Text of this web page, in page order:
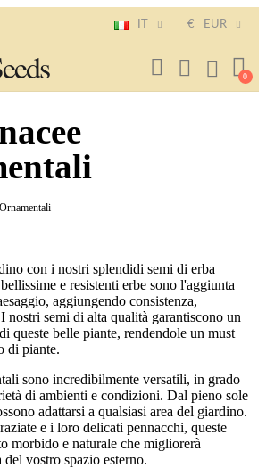
€ EUR
con i nostri splendidi semi di erba
e resistenti erbe sono l'aggiunta
aggiungendo consistenza,
nostri semi di alta qualità garantiscono un
queste belle piante, rendendole un must
di piante.
sono incredibilmente versatili, in grado
di ambienti e condizioni. Dal pieno sole
adattarsi a qualsiasi area del giardino.
e i loro delicati pennacchi, queste
morbido e naturale che migliorerà
vostro spazio esterno.